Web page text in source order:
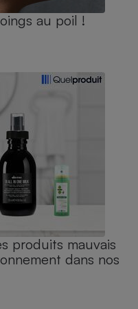
au poil !
produits mauvais
dans nos